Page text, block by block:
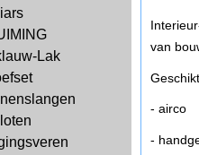
Lak
van
- airco
-